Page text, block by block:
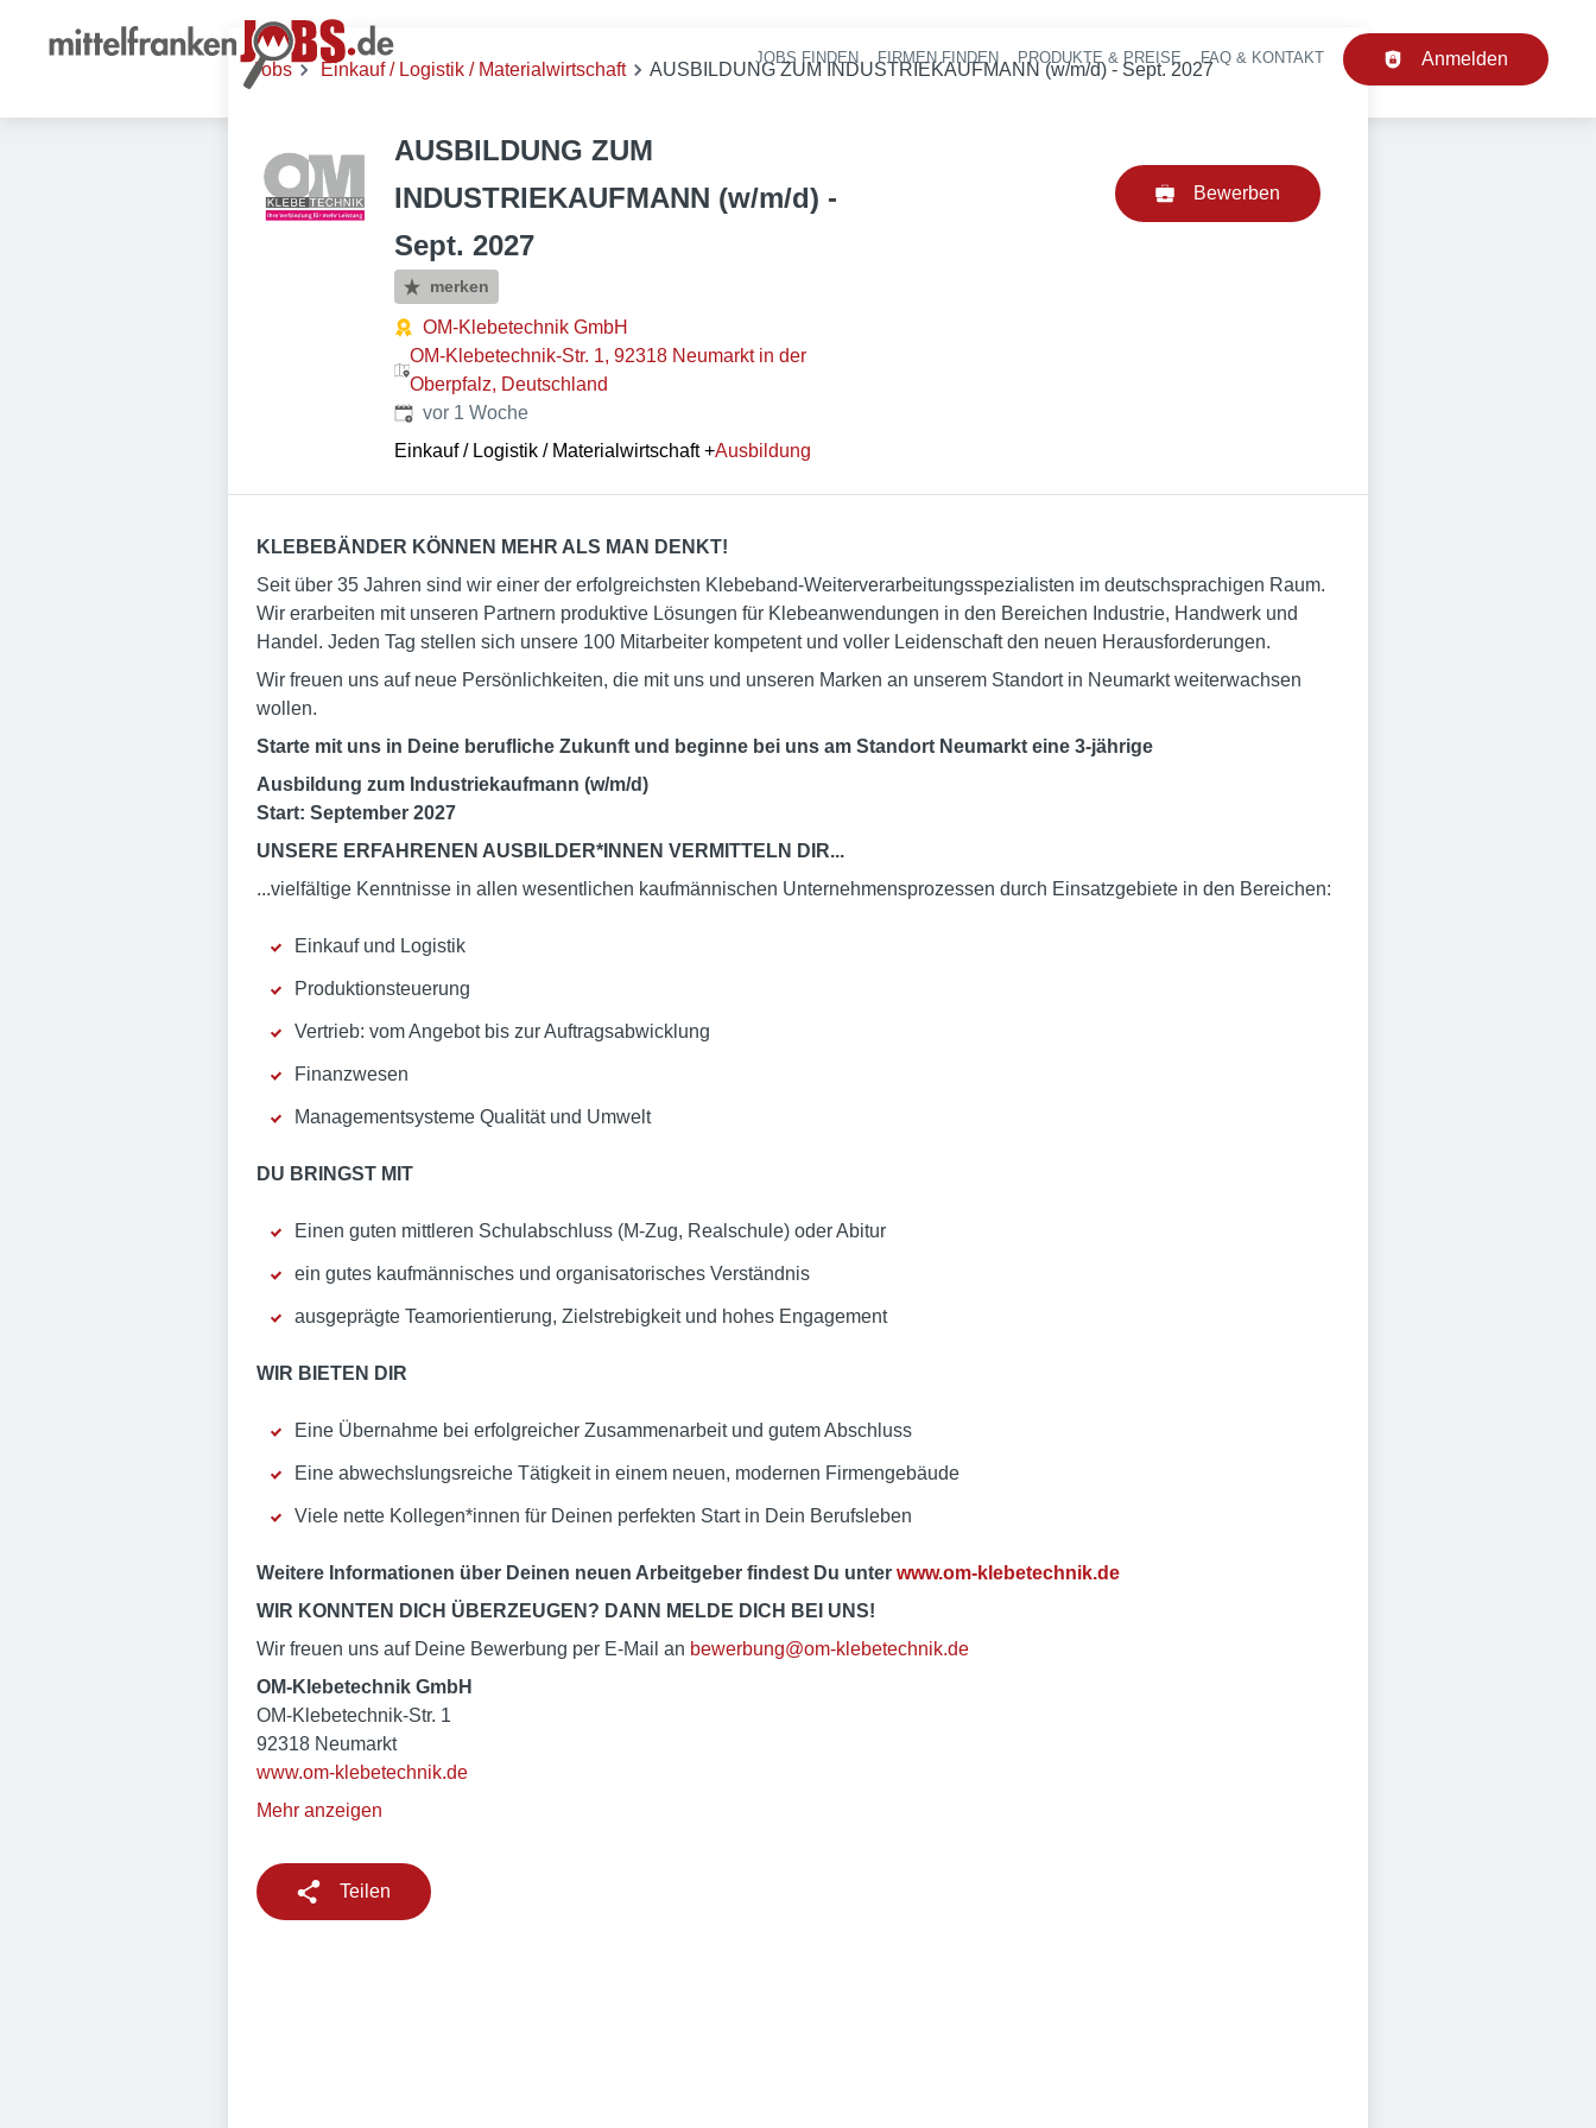
Haupt-Navigation
JOBS FINDEN FIRMEN FINDEN PRODUKTE & PREISE FAQ & KONTAKT Anmelden
Jobs Einkauf / Logistik / Materialwirtschaft AUSBILDUNG ZUM INDUSTRIEKAUFMANN (w/m/d) - Sept. 2027
AUSBILDUNG ZUM
INDUSTRIEKAUFMANN (w/m/d) -
Sept. 2027
merken
OM-Klebetechnik GmbH
OM-Klebetechnik-Str. 1, 92318 Neumarkt in der
Oberpfalz, Deutschland
Veröffentlicht:
vor 1 Woche
Einkauf / Logistik / Materialwirtschaft +Ausbildung
Bewerben
KLEBEBÄNDER KÖNNEN MEHR ALS MAN DENKT!
Seit über 35 Jahren sind wir einer der erfolgreichsten Klebeband-Weiterverarbeitungsspezialisten im deutschsprachigen Raum.
Wir erarbeiten mit unseren Partnern produktive Lösungen für Klebeanwendungen in den Bereichen Industrie, Handwerk und
Handel. Jeden Tag stellen sich unsere 100 Mitarbeiter kompetent und voller Leidenschaft den neuen Herausforderungen.
Wir freuen uns auf neue Persönlichkeiten, die mit uns und unseren Marken an unserem Standort in Neumarkt weiterwachsen
wollen.
Starte mit uns in Deine berufliche Zukunft und beginne bei uns am Standort Neumarkt eine 3-jährige
Ausbildung zum Industriekaufmann (w/m/d)
Start: September 2027
UNSERE ERFAHRENEN AUSBILDER*INNEN VERMITTELN DIR...
...vielfältige Kenntnisse in allen wesentlichen kaufmännischen Unternehmensprozessen durch Einsatzgebiete in den Bereichen:
Einkauf und Logistik
Produktionsteuerung
Vertrieb: vom Angebot bis zur Auftragsabwicklung
Finanzwesen
Managementsysteme Qualität und Umwelt
DU BRINGST MIT
Einen guten mittleren Schulabschluss (M-Zug, Realschule) oder Abitur
ein gutes kaufmännisches und organisatorisches Verständnis
ausgeprägte Teamorientierung, Zielstrebigkeit und hohes Engagement
WIR BIETEN DIR
Eine Übernahme bei erfolgreicher Zusammenarbeit und gutem Abschluss
Eine abwechslungsreiche Tätigkeit in einem neuen, modernen Firmengebäude
Viele nette Kollegen*innen für Deinen perfekten Start in Dein Berufsleben
Weitere Informationen über Deinen neuen Arbeitgeber findest Du unter www.om-klebetechnik.de
WIR KONNTEN DICH ÜBERZEUGEN? DANN MELDE DICH BEI UNS!
Wir freuen uns auf Deine Bewerbung per E-Mail an bewerbung@om-klebetechnik.de
OM-Klebetechnik GmbH
OM-Klebetechnik-Str. 1
92318 Neumarkt
www.om-klebetechnik.de
Mehr anzeigen
Teilen